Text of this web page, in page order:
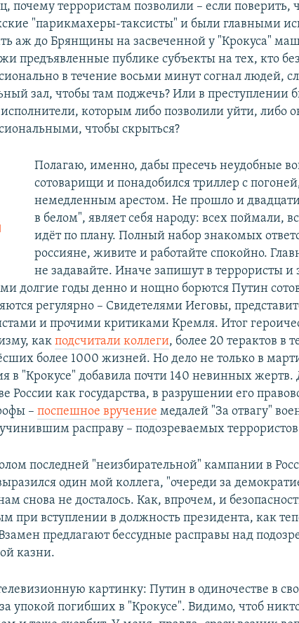
почему террористам позволили – если поверить,
"парикмахеры-таксисты" и были главными
аж до Брянщины на засвеченной у "Крокуса"
предъявленные публике субъекты на тех, кто
в течение восьми минут согнал людей,
зал, чтобы там поджечь? Или в преступлении
которым либо позволили уйти, либо
чтобы скрыться?
Полагаю, именно, дабы пресечь неудобные
сотоварищи и понадобился триллер с
немедленным арестом. Не прошло и
в белом", являет себя народу: всех поймали,
идёт по плану. Полный набор знакомых
россияне, живите и работайте спокойно.
не задавайте. Иначе запишут в террористы и
долгие годы денно и нощно борются Путин
регулярно – Свидетелями Иеговы,
и прочими критиками Кремля. Итог
какподсчитали коллеги, более 20 терактов в
более 1000 жизней. Но дело не только в
в "Крокусе" добавила почти 140 невинных
России как государства, в разрушении его
–поспешное вручение медалей "За отвагу"
расправу – подозреваемых
последней "неизбирательной" кампании в
один мой коллега, "очереди за
снова не досталось. Как, впрочем, и
при вступлении в должность президента, как
предлагают бессудные расправы над
казни.
картинку: Путин в одиночестве в
упокой погибших в "Крокусе". Видимо, чтоб